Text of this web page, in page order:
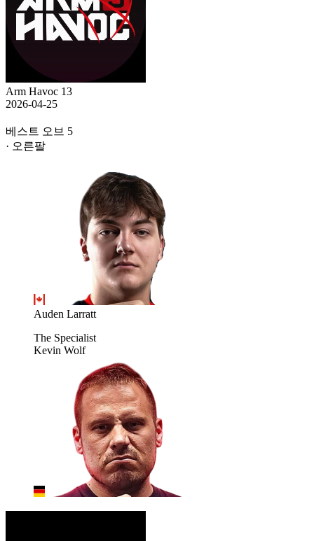
Arm Havoc 13
2026-04-25
베스트 오브 5
· 오른팔
Auden Larratt
The Specialist
Kevin Wolf